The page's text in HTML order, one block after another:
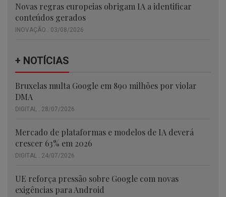
Novas regras europeias obrigam IA a identificar
conteúdos gerados
INOVAÇÃO . 03/08/2026
+ NOTÍCIAS
Bruxelas multa Google em 890 milhões por violar
DMA
DIGITAL . 28/07/2026
Mercado de plataformas e modelos de IA deverá
crescer 63% em 2026
DIGITAL . 24/07/2026
UE reforça pressão sobre Google com novas
exigências para Android